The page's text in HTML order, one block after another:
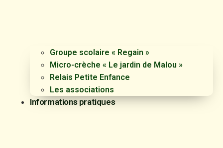
Groupe scolaire « Regain »
Micro-crèche « Le jardin de Malou »
Relais Petite Enfance
Les associations
Informations pratiques